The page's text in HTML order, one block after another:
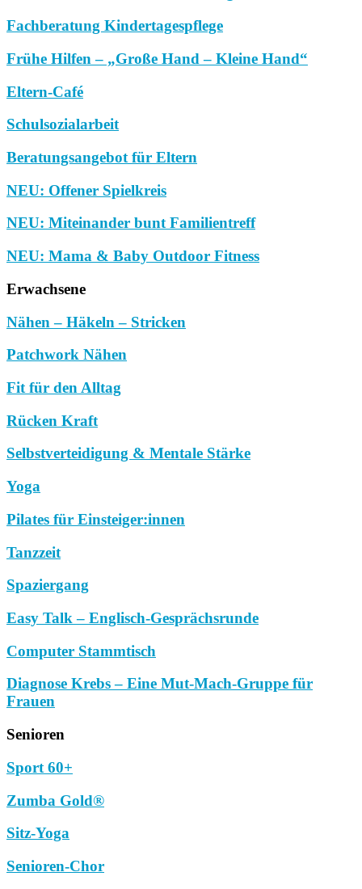
Fachberatung Kindertagespflege
Frühe Hilfen – „Große Hand – Kleine Hand“
Eltern-Café
Schulsozialarbeit
Beratungsangebot für Eltern
NEU: Offener Spielkreis
NEU: Miteinander bunt Familientreff
NEU: Mama & Baby Outdoor Fitness
Erwachsene
Nähen – Häkeln – Stricken
Patchwork Nähen
Fit für den Alltag
Rücken Kraft
Selbstverteidigung & Mentale Stärke
Yoga
Pilates für Einsteiger:innen
Tanzzeit
Spaziergang
Easy Talk – Englisch-Gesprächsrunde
Computer Stammtisch
Diagnose Krebs – Eine Mut-Mach-Gruppe für
Frauen
Senioren
Sport 60+
Zumba Gold®
Sitz-Yoga
Senioren-Chor